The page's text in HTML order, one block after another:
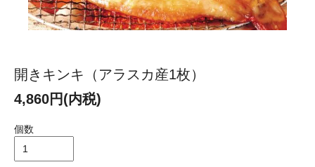
開きキンキ（アラスカ産1枚）
4,860円(内税)
個数